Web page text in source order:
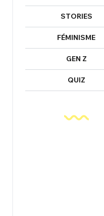
STORIES
FÉMINISME
GEN Z
QUIZ